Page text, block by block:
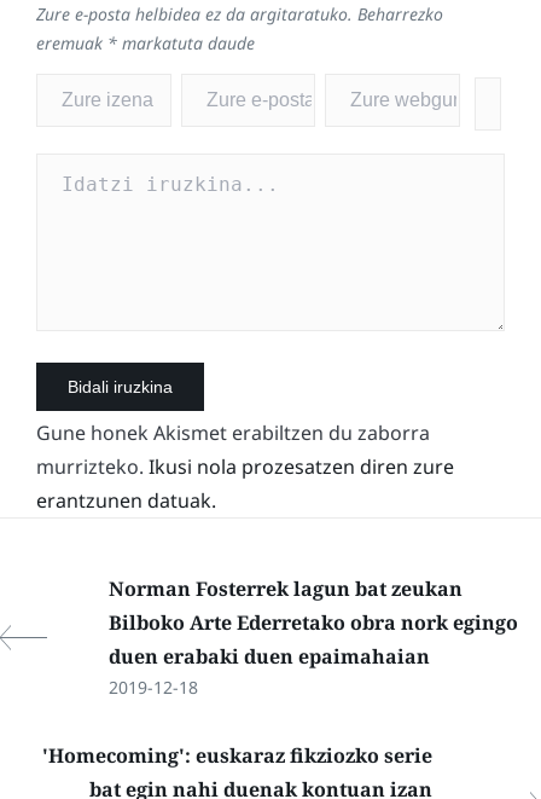
Zure e-posta helbidea ez da argitaratuko. Beharrezko
eremuak * markatuta daude
Gune honek Akismet erabiltzen du zaborra
murrizteko. Ikusi nola prozesatzen diren zure
erantzunen datuak.
Norman Fosterrek lagun bat zeukan
Bilboko Arte Ederretako obra nork egingo
duen erabaki duen epaimahaian
2019-12-18
'Homecoming': euskaraz fikziozko serie
bat egin nahi duenak kontuan izan